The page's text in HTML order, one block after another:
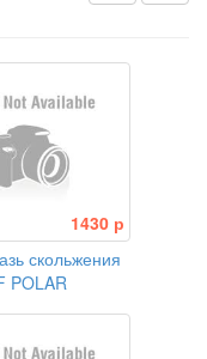
1430 р
скольжения
POLAR